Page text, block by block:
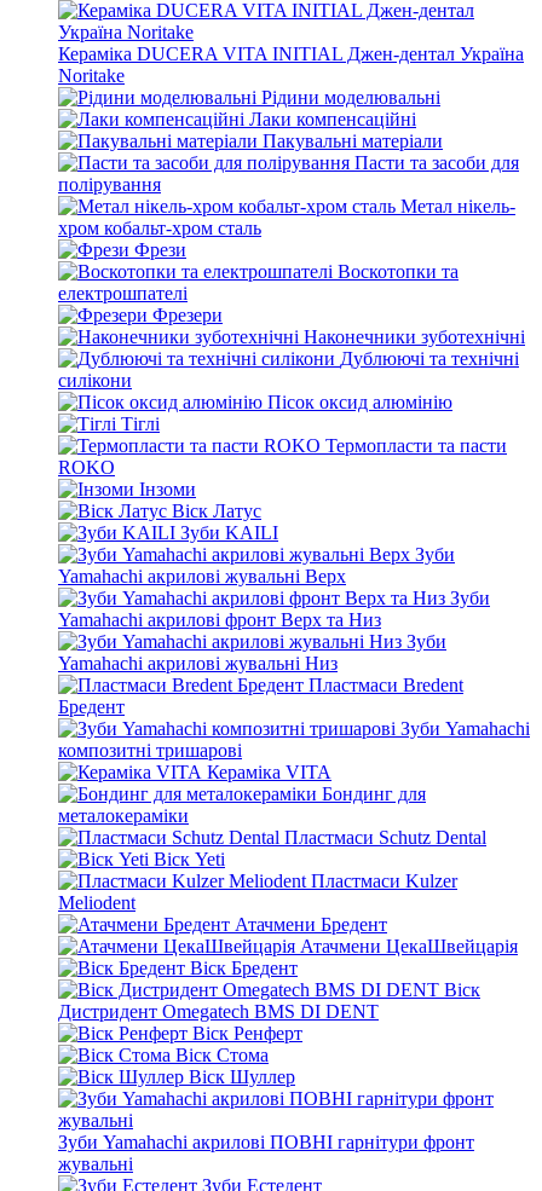
Кераміка DUCERA VITA INITIAL Джен-дентал Україна
Noritake
Рідини моделювальні
Лаки компенсаційні
Пакувальні матеріали
Пасти та засоби для
полірування
Метал нікель-
хром кобальт-хром сталь
Фрези
Воскотопки та
електрошпателі
Фрезери
Наконечники зуботехнічні
Дублюючі та технічні
силікони
Пісок оксид алюмінію
Тіглі
Термопласти та пасти
ROKO
Інзоми
Віск Латус
Зуби KAILI
Зуби
Yamahachi акрилові жувальні Верх
Зуби
Yamahachi акрилові фронт Верх та Низ
Зуби
Yamahachi акрилові жувальні Низ
Пластмаси Bredent
Бредент
Зуби Yamahachi
композитні тришарові
Кераміка VITA
Бондинг для
металокераміки
Пластмаси Schutz Dental
Віск Yeti
Пластмаси Kulzer
Meliodent
Атачмени Бредент
Атачмени ЦекаШвейцарія
Віск Бредент
Віск
Дистридент Omegatech BMS DI DENT
Віск Ренферт
Віск Стома
Віск Шуллер
Зуби Yamahachi акрилові ПОВНІ гарнітури фронт
жувальні
Зуби Естедент